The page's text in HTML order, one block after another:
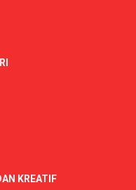
KREATIF